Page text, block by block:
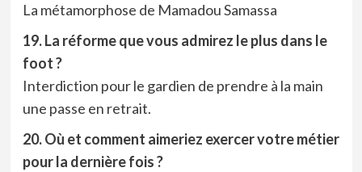
La métamorphose de Mamadou Samassa
19. La réforme que vous admirez le plus dans le
foot ?
Interdiction pour le gardien de prendre à la main
une passe en retrait.
20. Où et comment aimeriez exercer votre métier
pour la dernière fois ?